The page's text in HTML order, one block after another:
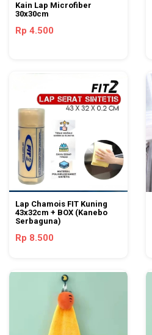
Kain Lap Microfiber
30x30cm
Rp 4.500
Lap Chamois FIT Kuning
43x32cm + BOX (Kanebo
Serbaguna)
Rp 8.500